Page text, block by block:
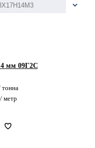
мм 09Г2С
тонна
/ метр